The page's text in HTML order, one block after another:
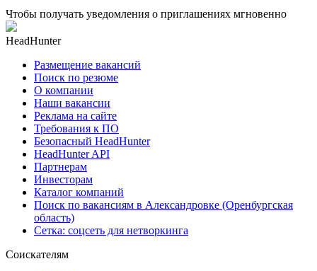
Чтобы получать уведомления о приглашениях мгновенно
HeadHunter
Размещение вакансий
Поиск по резюме
О компании
Наши вакансии
Реклама на сайте
Требования к ПО
Безопасный HeadHunter
HeadHunter API
Партнерам
Инвесторам
Каталог компаний
Поиск по вакансиям в Александровке (Оренбургская
область)
Сетка: соцсеть для нетворкинга
Соискателям